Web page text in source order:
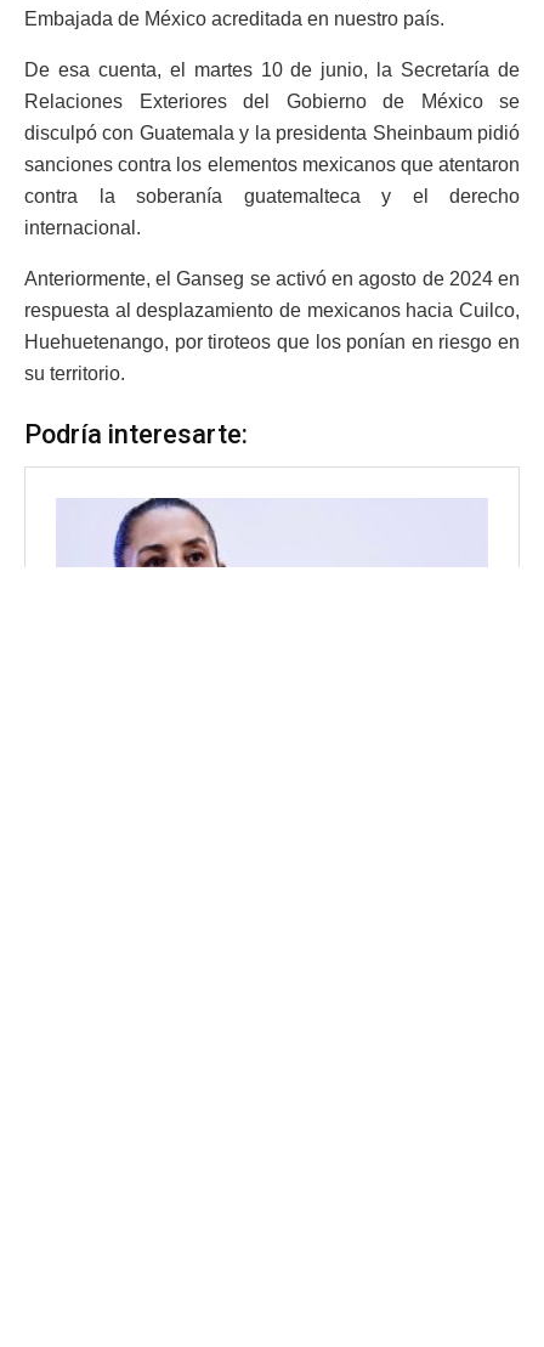
Embajada de México acreditada en nuestro país.
De esa cuenta, el martes 10 de junio, la Secretaría de
Relaciones Exteriores del Gobierno de México se
disculpó con Guatemala y la presidenta Sheinbaum pidió
sanciones contra los elementos mexicanos que atentaron
contra la soberanía guatemalteca y el derecho
internacional.
Anteriormente, el Ganseg se activó en agosto de 2024 en
respuesta al desplazamiento de mexicanos hacia Cuilco,
Huehuetenango, por tiroteos que los ponían en riesgo en
su territorio.
Podría interesarte: